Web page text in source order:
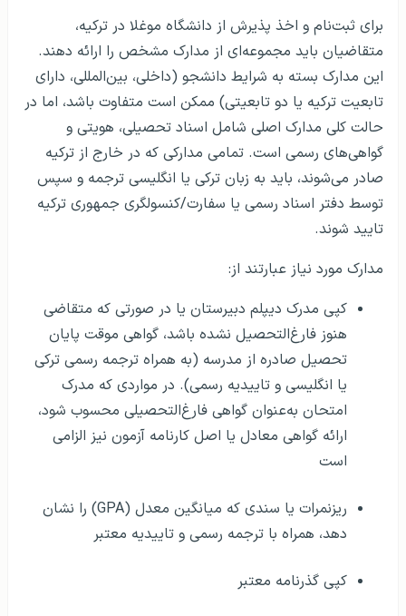
برای ثبت‌نام و اخذ پذیرش از دانشگاه موغلا در ترکیه،
متقاضیان باید مجموعه‌ای از مدارک مشخص را ارائه دهند.
این مدارک بسته به شرایط دانشجو (داخلی، بین‌المللی، دارای
تابعیت ترکیه یا دو تابعیتی) ممکن است متفاوت باشد، اما در
حالت کلی مدارک اصلی شامل اسناد تحصیلی، هویتی و
گواهی‌های رسمی است. تمامی مدارکی که در خارج از ترکیه
صادر می‌شوند، باید به زبان ترکی یا انگلیسی ترجمه و سپس
توسط دفتر اسناد رسمی یا سفارت/کنسولگری جمهوری ترکیه
تایید شوند.
مدارک مورد نیاز عبارتند از:
کپی مدرک دیپلم دبیرستان یا در صورتی که متقاضی
هنوز فارغ‌التحصیل نشده باشد، گواهی موقت پایان
تحصیل صادره از مدرسه (به همراه ترجمه رسمی ترکی
یا انگلیسی و تاییدیه رسمی). در مواردی که مدرک
امتحان به‌عنوان گواهی فارغ‌التحصیلی محسوب شود،
ارائه گواهی معادل یا اصل کارنامه آزمون نیز الزامی
است
ریزنمرات یا سندی که میانگین معدل (GPA) را نشان
دهد، همراه با ترجمه رسمی و تاییدیه معتبر
کپی گذرنامه معتبر